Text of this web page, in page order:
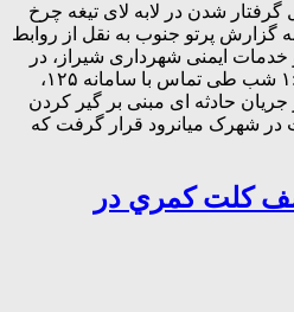
به دلیل گرفتار شدن در لابه لای تیغه چرخ
پرتو جنوب به نقل از روابط
ایمنی شهرداری شیراز، در
تاریخ ۲۳ خرداد ماه ساعت ۱:۲۷ شب طی تماس با سامانه ۱۲۵،
حادثه ای مبنی بر گیر کردن
شهرک میانرود قرار گرفت که
كلت كمري در